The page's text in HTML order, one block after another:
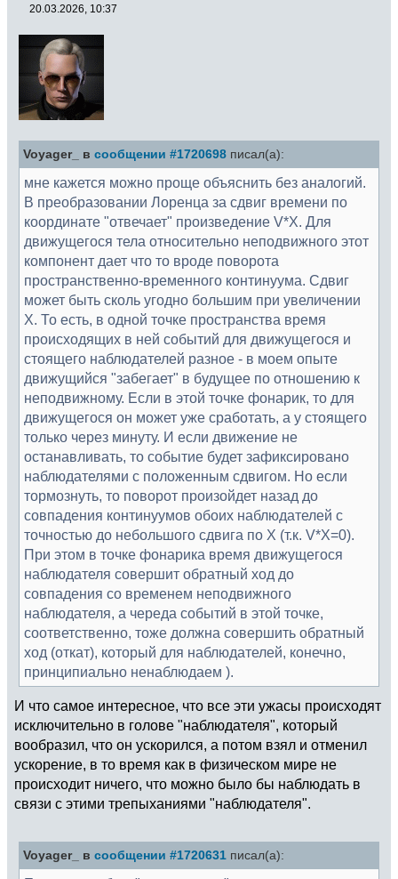
20.03.2026, 10:37
Voyager_ в сообщении #1720698 писал(а):
мне кажется можно проще объяснить без аналогий.
В преобразовании Лоренца за сдвиг времени по
координате "отвечает" произведение V*X. Для
движущегося тела относительно неподвижного этот
компонент дает что то вроде поворота
пространственно-временного континуума. Сдвиг
может быть сколь угодно большим при увеличении
Х. То есть, в одной точке пространства время
происходящих в ней событий для движущегося и
стоящего наблюдателей разное - в моем опыте
движущийся "забегает" в будущее по отношению к
неподвижному. Если в этой точке фонарик, то для
движущегося он может уже сработать, а у стоящего
только через минуту. И если движение не
останавливать, то событие будет зафиксировано
наблюдателями с положенным сдвигом. Но если
тормознуть, то поворот произойдет назад до
совпадения континуумов обоих наблюдателей с
точностью до небольшого сдвига по Х (т.к. V*X=0).
При этом в точке фонарика время движущегося
наблюдателя совершит обратный ход до
совпадения со временем неподвижного
наблюдателя, а череда событий в этой точке,
соответственно, тоже должна совершить обратный
ход (откат), который для наблюдателей, конечно,
принципиально ненаблюдаем ).
И что самое интересное, что все эти ужасы происходят
исключительно в голове "наблюдателя", который
вообразил, что он ускорился, а потом взял и отменил
ускорение, в то время как в физическом мире не
происходит ничего, что можно было бы наблюдать в
связи с этими трепыханиями "наблюдателя".
Voyager_ в сообщении #1720631 писал(а):